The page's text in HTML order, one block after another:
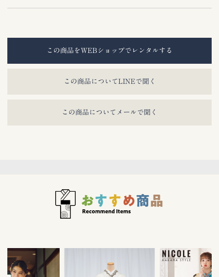
この商品をWEBショップでレンタルする
この商品についてLINEで聞く
この商品についてメールで聞く